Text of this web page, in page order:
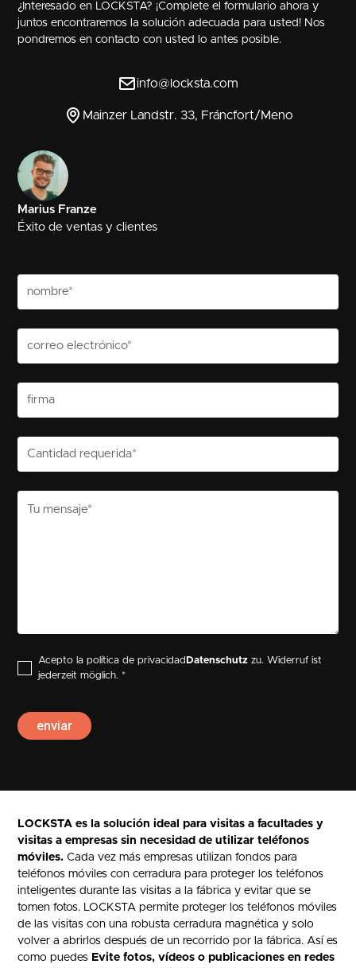
¿Interesado en LOCKSTA? ¡Complete el formulario ahora y
juntos encontraremos la solución adecuada para usted! Nos
pondremos en contacto con usted lo antes posible.
info@locksta.com
Mainzer Landstr. 33, Fráncfort/Meno
Marius Franze
Éxito de ventas y clientes
Acepto la política de privacidad Datenschutz zu. Widerruf ist
jederzeit möglich. *
LOCKSTA es la solución ideal para visitas a facultades y
visitas a empresas sin necesidad de utilizar teléfonos
móviles.Cada vez más empresas utilizan fondos para
teléfonos móviles con cerradura para proteger los teléfonos
inteligentes durante las visitas a la fábrica y evitar que se
tomen fotos. LOCKSTA permite proteger los teléfonos móviles
de las visitas con una robusta cerradura magnética y solo
volver a abrirlos después de un recorrido por la fábrica. Así es
como puedes Evite fotos, vídeos o publicaciones en redes